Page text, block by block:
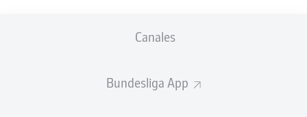
Canales
Bundesliga App
Stefan Schwab